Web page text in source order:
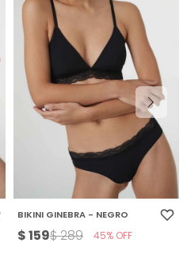
BIKINI GINEBRA - NEGRO
$159$289 45